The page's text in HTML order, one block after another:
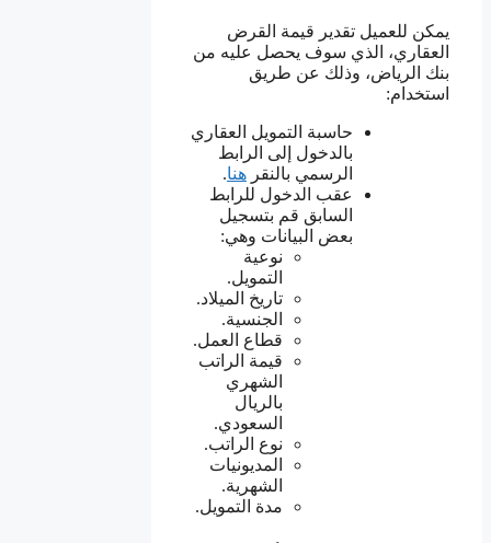
يمكن للعميل تقدير قيمة القرض
العقاري، الذي سوف يحصل عليه من
بنك الرياض، وذلك عن طريق
استخدام:
حاسبة التمويل العقاري
بالدخول إلى الرابط
الرسمي بالنقر هنا.
عقب الدخول للرابط
السابق قم بتسجيل
بعض البيانات وهي:
نوعية
التمويل.
تاريخ الميلاد.
الجنسية.
قطاع العمل.
قيمة الراتب
الشهري
بالريال
السعودي.
نوع الراتب.
المديونيات
الشهرية.
مدة التمويل.